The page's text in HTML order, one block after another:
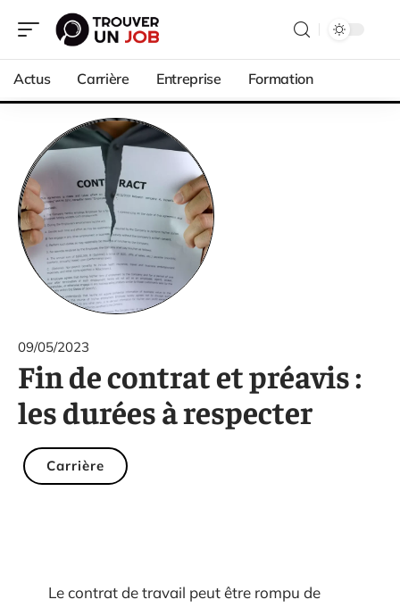
Actus Carrière Entreprise Formation
09/05/2023
Fin de contrat et préavis :
les durées à respecter
Carrière
Le contrat de travail peut être rompu de